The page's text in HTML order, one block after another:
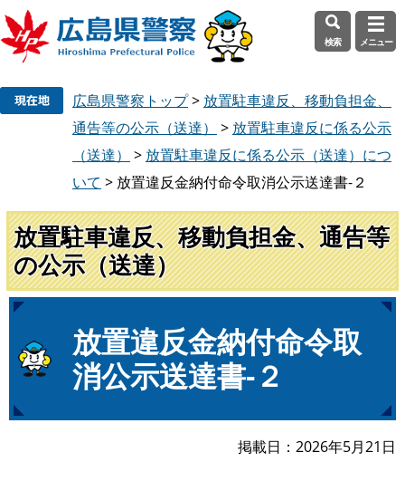
で
す
。
ば
し
て
本
文
へ
検索 メニュー
広島県警察トップ> 放置駐車違反、移動負担金、
通告等の公示（送達）
> 放置駐車違反に係る公示
（送達）
> 放置駐車違反に係る公示（送達）につ
いて > 放置違反金納付命令取消公示送達書-２
放置駐車違反、移動負担金、通告等
の公示（送達）
文
放置違反金納付命令取
消公示送達書-２
掲載日 2026年5月21日